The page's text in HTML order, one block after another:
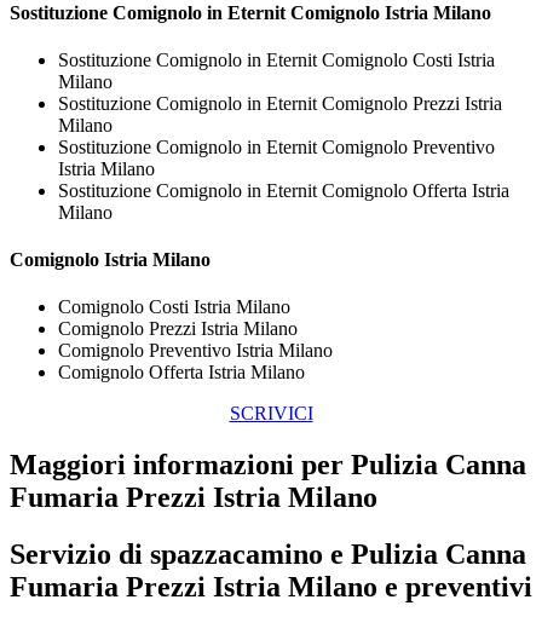
Sostituzione Comignolo in Eternit Comignolo Istria Milano
Sostituzione Comignolo in Eternit Comignolo Costi Istria
Milano
Sostituzione Comignolo in Eternit Comignolo Prezzi Istria
Milano
Sostituzione Comignolo in Eternit Comignolo Preventivo
Istria Milano
Sostituzione Comignolo in Eternit Comignolo Offerta Istria
Milano
Comignolo Istria Milano
Comignolo Costi Istria Milano
Comignolo Prezzi Istria Milano
Comignolo Preventivo Istria Milano
Comignolo Offerta Istria Milano
SCRIVICI
Maggiori informazioni per Pulizia Canna
Fumaria Prezzi Istria Milano
Servizio di spazzacamino e Pulizia Canna
Fumaria Prezzi Istria Milano e preventivi